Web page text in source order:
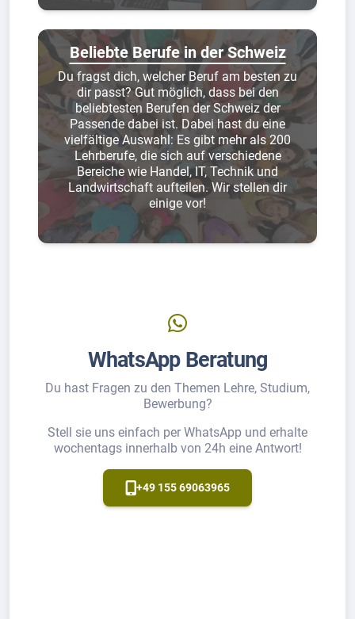
Beliebte Berufe in der Schweiz
Du fragst dich, welcher Beruf am besten zu
dir passt? Gut möglich, dass bei den
beliebtesten Berufen der Schweiz der
Passende dabei ist. Dabei hast du eine
vielfältige Auswahl: Es gibt mehr als 200
Lehrberufe, die sich auf verschiedene
Bereiche wie Handel, IT, Technik und
Landwirtschaft aufteilen. Wir stellen dir
einige vor!
WhatsApp Beratung
Du hast Fragen zu den Themen Lehre, Studium,
Bewerbung?
Stell sie uns einfach per WhatsApp und erhalte
wochentags innerhalb von 24h eine Antwort!
+49 155 69063965